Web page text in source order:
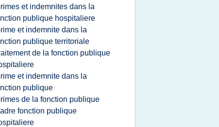
et indemnites dans la
publique hospitaliere
et indemnite dans la
publique territoriale
de la fonction publique
et indemnite dans la
publique
de la fonction publique
fonction publique